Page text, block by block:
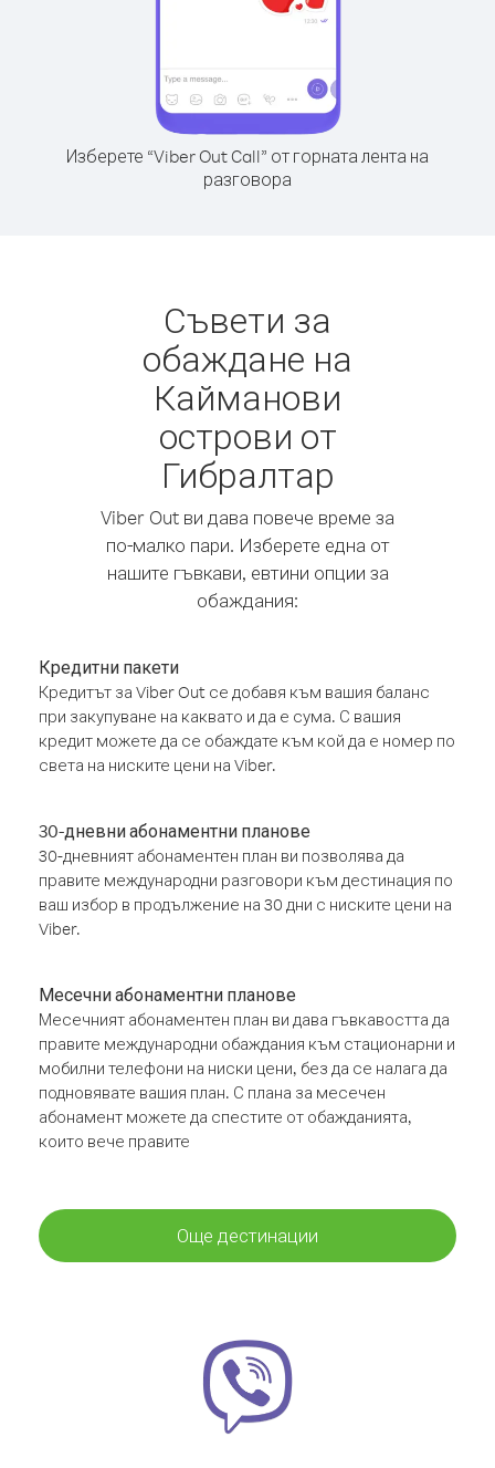
Изберете “Viber Out Call” от горната лента на
разговора
Съвети за
обаждане на
Кайманови
острови от
Гибралтар
Viber Out ви дава повече време за
по-малко пари. Изберете една от
нашите гъвкави, евтини опции за
обаждания:
Кредитни пакети
Кредитът за Viber Out се добавя към вашия баланс
при закупуване на каквато и да е сума. С вашия
кредит можете да се обаждате към кой да е номер по
света на ниските цени на Viber.
30-дневни абонаментни планове
30-дневният абонаментен план ви позволява да
правите международни разговори към дестинация по
ваш избор в продължение на 30 дни с ниските цени на
Viber.
Месечни абонаментни планове
Месечният абонаментен план ви дава гъвкавостта да
правите международни обаждания към стационарни и
мобилни телефони на ниски цени, без да се налага да
подновявате вашия план. С плана за месечен
абонамент можете да спестите от обажданията,
които вече правите
Още дестинации